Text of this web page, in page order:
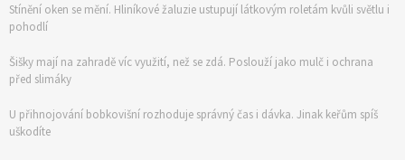
Stínění oken se mění. Hliníkové žaluzie ustupují látkovým roletám kvůli světlu i
pohodlí
Šišky mají na zahradě víc využití, než se zdá. Poslouží jako mulč i ochrana
před slimáky
U přihnojování bobkovišní rozhoduje správný čas i dávka. Jinak keřům spíš
uškodíte